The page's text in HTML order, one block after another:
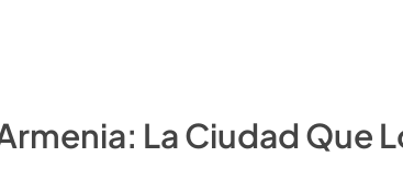
La Ciudad Que